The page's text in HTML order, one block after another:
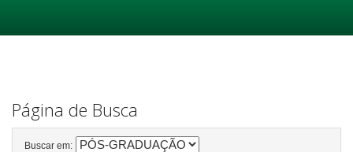
Página de Busca
Buscar em: